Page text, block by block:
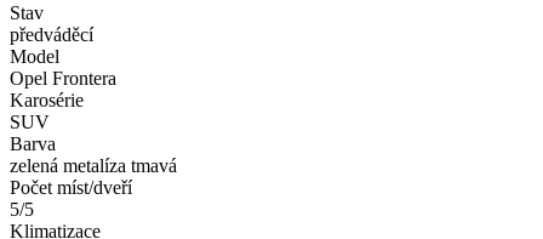
Stav
předváděcí
Model
Opel Frontera
Karosérie
SUV
Barva
zelená metalíza tmavá
Počet míst/dveří
5/5
Klimatizace